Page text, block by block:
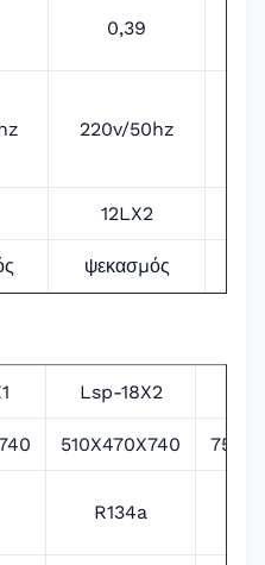
0,39
220v/50hz
12LX2
ψεκασμός
Lsp-18X2
510X470X740
R134a